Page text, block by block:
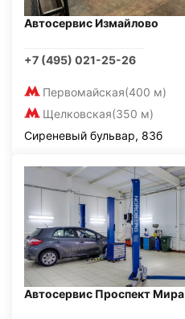
Автосервис Измайлово
+7 (495) 021-25-26
Первомайская(400 м)
Щелковская(350 м)
Сиреневый бульвар, 83б
Автосервис Проспект Мира